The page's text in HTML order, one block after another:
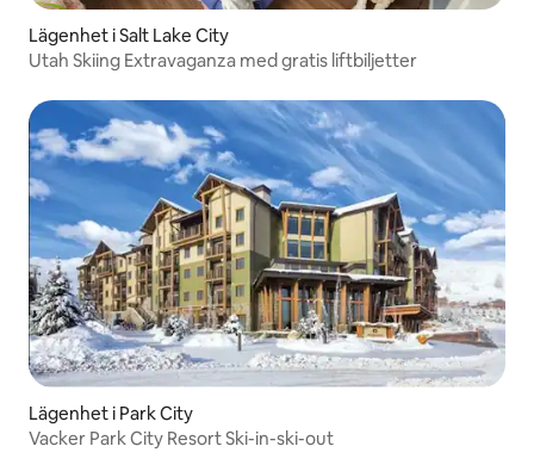
Lägenhet i Salt Lake City
Utah Skiing Extravaganza med gratis liftbiljetter
Lägenhet i Park City
Vacker Park City Resort Ski-in-ski-out